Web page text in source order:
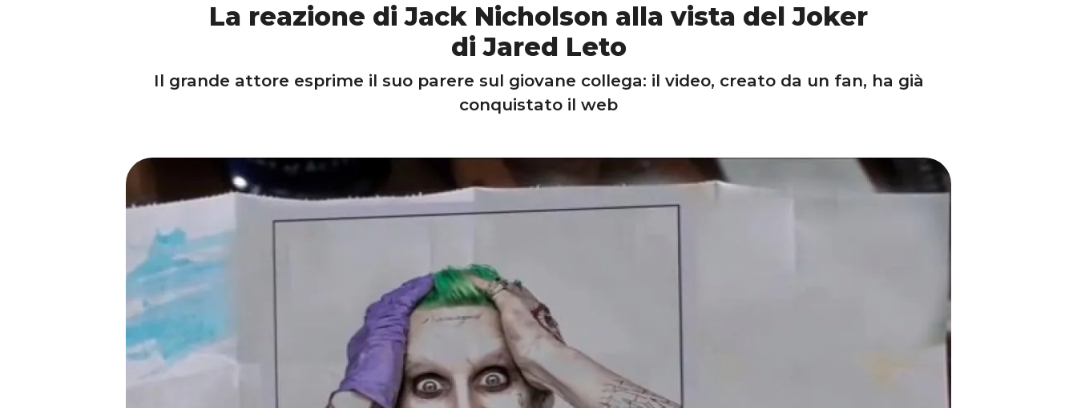
La reazione di Jack Nicholson alla vista del Joker
di Jared Leto
Il grande attore esprime il suo parere sul giovane collega: il video, creato da un fan, ha già
conquistato il web